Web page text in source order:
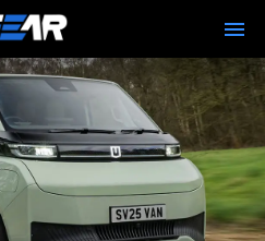
סנן תוצאות